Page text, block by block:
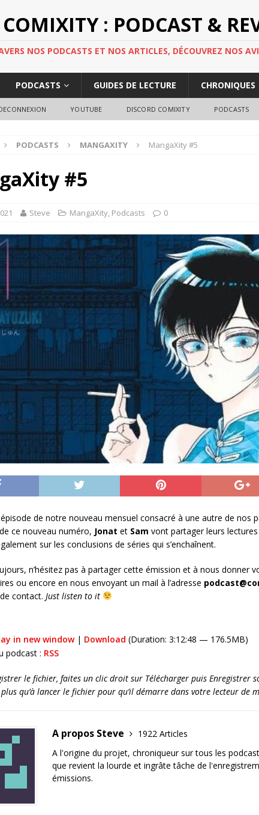
COMIXITY : PODCAST &
NOS PODCASTS ET NOS ARTICLES, DÉCOUVREZ NOS
PODCASTS GUIDES DE LECTURE CHRONIQUES
YOUTUBE DISCORD COMIXITY PODCASTS
PODCASTS MANGAXITY MangaXity #5
#5
Steve MangaXity, Podcasts 0
de notre nouveau mensuel consacré à une autre de nos
ce nouveau numéro, Jonat et Sam vont partager leurs
sur les conclusions de séries qui s’enchaînent.
n’hésitez pas à partager cette émission et à nous donner
ou encore en nous envoyant un mail à l’adresse
contact. Just listen to it
in new window| Download (Duration: 3:12:48 — 176.5MB)
podcast : RSS
le fichier, faites un clic droit sur Télécharger puis Enregistrer
plus qu’à lancer le fichier pour qu’il démarre dans votre lecteur de
A propos Steve
1922 Articles
A l'origine du projet, chroniqueur sur tous les
que revient la lourde et ingrâte tâche de
émissions.